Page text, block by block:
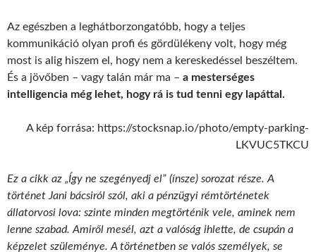
Az egészben a leghátborzongatóbb, hogy a teljes
kommunikáció olyan profi és gördülékeny volt, hogy még
most is alig hiszem el, hogy nem a kereskedéssel beszéltem.
És a jövőben – vagy talán már ma – a mesterséges
intelligencia még lehet, hogy rá is tud tenni egy lapáttal.
A kép forrása: https://stocksnap.io/photo/empty-parking-
LKVUC5TKCU
Ez a cikk az „Így ne szegényedj el” (ínsze) sorozat része. A
történet Jani bácsiról szól, aki a pénzügyi rémtörténetek
állatorvosi lova: szinte minden megtörténik vele, aminek nem
lenne szabad. Amiről mesél, azt a valóság ihlette, de csupán a
képzelet szüleménye. A történetben se valós személyek, se